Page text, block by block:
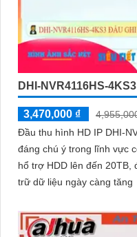
DHI-NVR4116HS-
3,470,000 ₫
Đầu thu hình HD IP DHI-
đáng chú ý trong lĩnh vực công
hổ trợ HDD lên đến 20TB,
trữ dữ liệu ngày càng tăng